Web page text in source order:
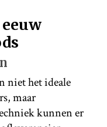
niet het ideale
maar
kunnen er